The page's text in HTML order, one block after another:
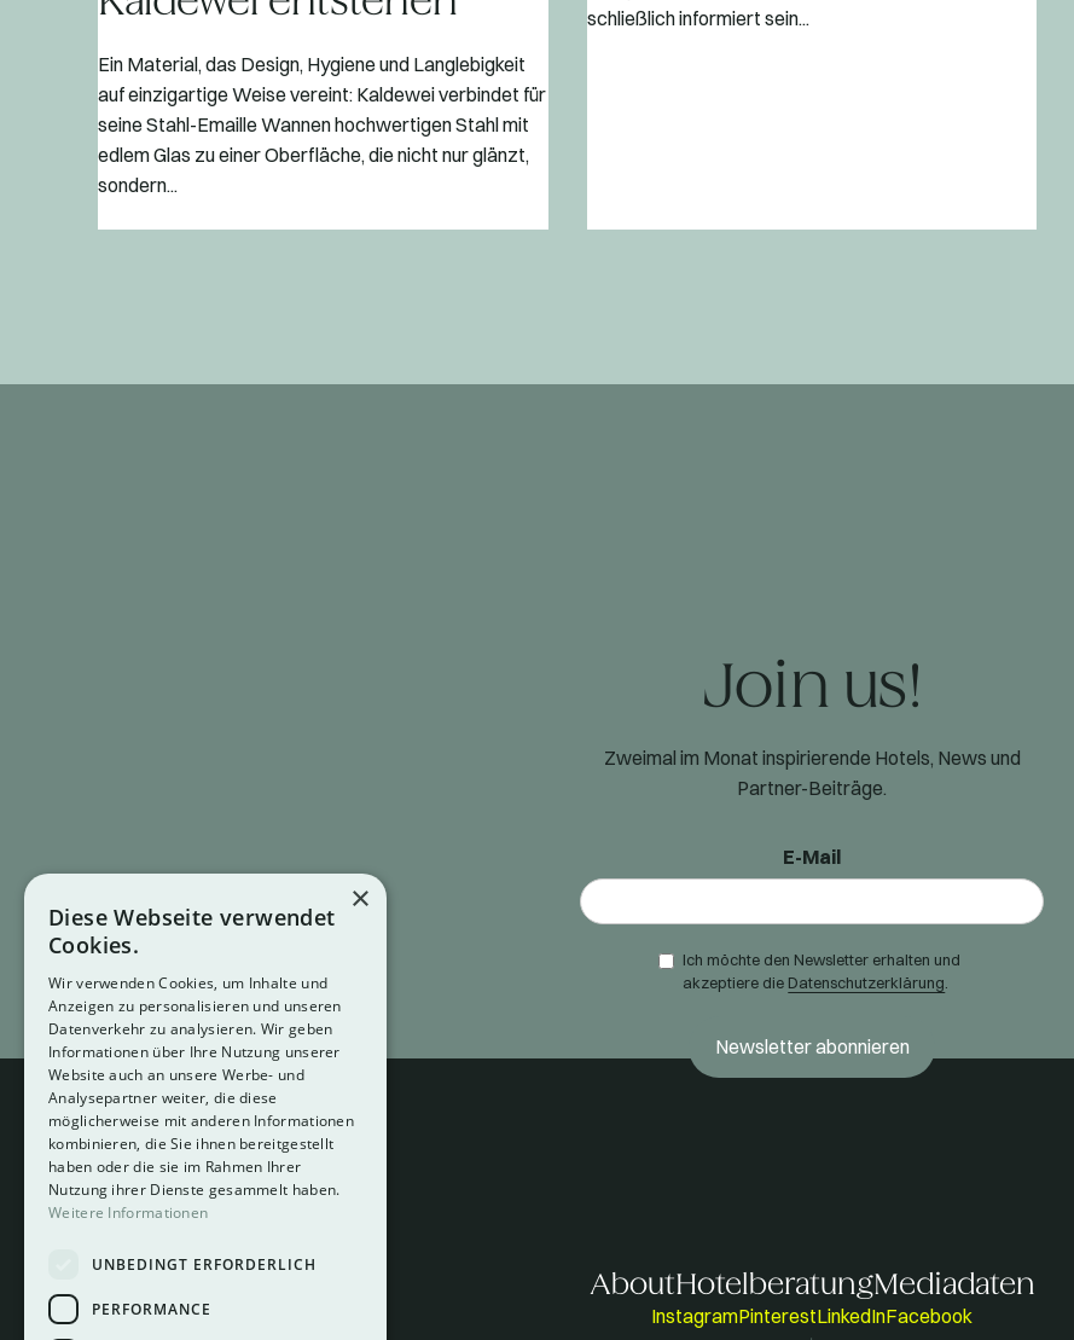
Ein Material, das Design, Hygiene und Langlebigkeit
auf einzigartige Weise vereint: Kaldewei verbindet für
seine Stahl-Emaille Wannen hochwertigen Stahl mit
edlem Glas zu einer Oberfläche, die nicht nur glänzt,
sondern...
schließlich informiert sein...
Join us!
Zweimal im Monat inspirierende Hotels, News und
Partner-Beiträge.
E-Mail
Ich möchte den Newsletter erhalten und
akzeptiere die Datenschutzerklärung
AboutHotelberatungMediadaten
InstagramPinterestLinkedInFacebook
×
Diese Webseite verwendet
Cookies.
Wir verwenden Cookies, um Inhalte und
Anzeigen zu personalisieren und unseren
Datenverkehr zu analysieren. Wir geben
Informationen über Ihre Nutzung unserer
Website auch an unsere Werbe- und
Analysepartner weiter, die diese
möglicherweise mit anderen Informationen
kombinieren, die Sie ihnen bereitgestellt
haben oder die sie im Rahmen Ihrer
Nutzung ihrer Dienste gesammelt haben.
Weitere Informationen
UNBEDINGT ERFORDERLICH
PERFORMANCE